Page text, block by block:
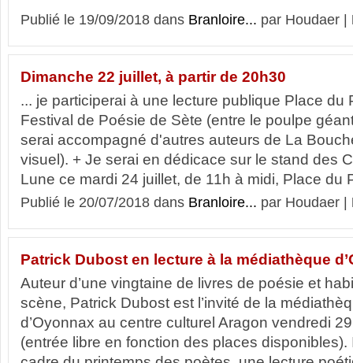
Publié le 19/09/2018 dans Branloire... par Houdaer |
Dimanche 22 juillet, à partir de 20h30
... je participerai à une lecture publique Place du
Festival de Poésie de Sète (entre le poulpe
serai accompagné d'autres auteurs de La
visuel). + Je serai en dédicace sur le stand des
Lune ce mardi 24 juillet, de 11h à midi, Place
Publié le 20/07/2018 dans Branloire... par Houdaer |
Patrick Dubost en lecture à la médiathèque
Auteur d’une vingtaine de livres de poésie et
scène, Patrick Dubost est l’invité de la
d’Oyonnax au centre culturel Aragon vendredi
(entrée libre en fonction des places